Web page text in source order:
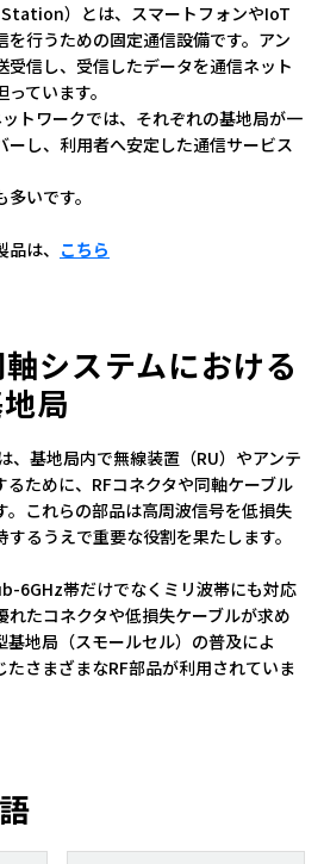
）とは、スマートフォンやIoT
行うための固定通信設備です。アン
受信し、受信したデータを通信ネット
ています。
トワークでは、それぞれの基地局が一
ーし、利用者へ安定した通信サービス
いです。
は、 こちら
システムにおける
局
、基地局内で無線装置（RU）やアンテ
ために、RFコネクタや同軸ケーブル
。これらの部品は高周波信号を低損失
るうえで重要な役割を果たします。
6GHz帯だけでなくミリ波帯にも対応
たコネクタや低損失ケーブルが求め
基地局（スモールセル）の普及によ
たさまざまなRF部品が利用されていま